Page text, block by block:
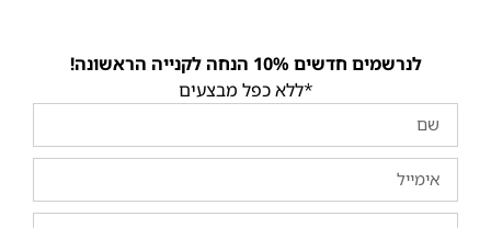
לנרשמים חדשים 10% הנחה לקנייה הראשונה!
*ללא כפל מבצעים